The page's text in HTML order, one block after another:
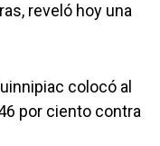
reveló hoy una
colocó al
por ciento contra